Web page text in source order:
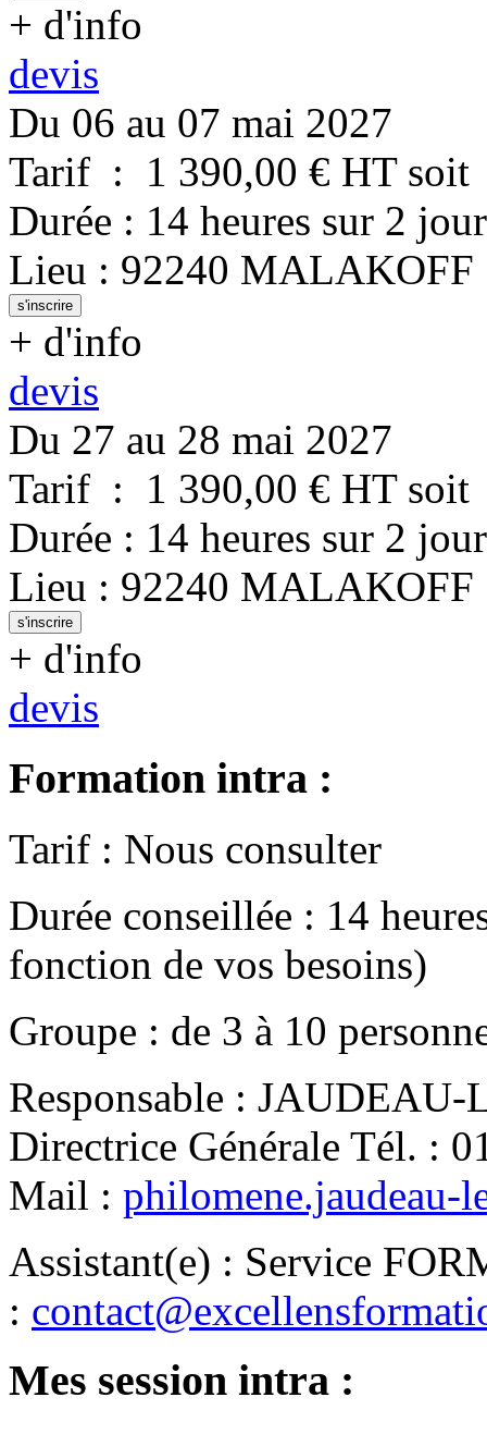
+ d'info
devis
Du 06 au 07 mai 2027
Tarif : 1 390,00 € HT soit
Durée : 14 heures sur 2
Lieu : 92240 MALAKOFF
s'inscrire
+ d'info
devis
Du 27 au 28 mai 2027
Tarif : 1 390,00 € HT soit
Durée : 14 heures sur 2
Lieu : 92240 MALAKOFF
s'inscrire
+ d'info
devis
Formation intra :
Tarif : Nous consulter
Durée conseillée : 14
fonction de vos besoins)
Groupe : de 3 à 10
Responsable : JAUDEAU-
Directrice Générale Tél. :
Mail : philomene.jaudeau-
Assistant(e) : Service
:
Mes session intra :